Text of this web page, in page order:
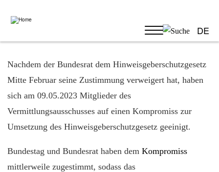
content
DE
Nachdem der Bundesrat dem Hinweisgeberschutzgesetz
Mitte Februar seine Zustimmung verweigert hat, haben
sich am 09.05.2023 Mitglieder des
Vermittlungsausschusses auf einen Kompromiss zur
Umsetzung des Hinweisgeberschutzgesetz geeinigt.
Bundestag und Bundesrat haben dem Kompromiss
mittlerweile zugestimmt, sodass das